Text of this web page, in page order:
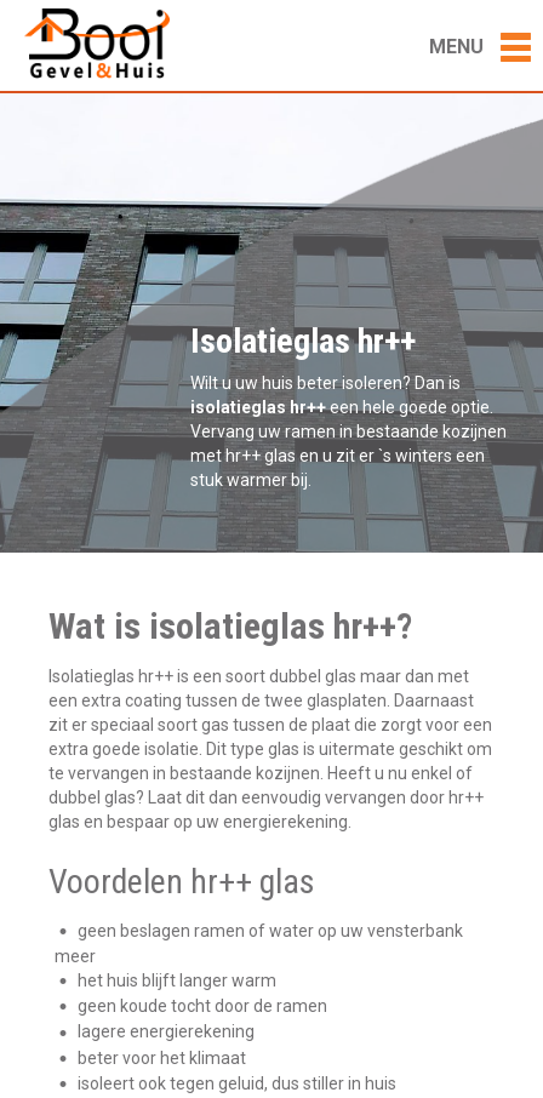
MENU
Isolatieglas hr++
Wilt u uw huis beter isoleren? Dan is
isolatieglas hr++een hele goede optie.
Vervang uw ramen in bestaande kozijnen
met hr++ glas en u zit er `s winters een
stuk warmer bij.
Wat is isolatieglas hr++?
Isolatieglas hr++ is een soort dubbel glas maar dan met
een extra coating tussen de twee glasplaten. Daarnaast
zit er speciaal soort gas tussen de plaat die zorgt voor een
extra goede isolatie. Dit type glas is uitermate geschikt om
te vervangen in bestaande kozijnen. Heeft u nu enkel of
dubbel glas? Laat dit dan eenvoudig vervangen door hr++
glas en bespaar op uw energierekening.
Voordelen hr++ glas
geen beslagen ramen of water op uw vensterbank
meer
het huis blijft langer warm
geen koude tocht door de ramen
lagere energierekening
beter voor het klimaat
isoleert ook tegen geluid, dus stiller in huis